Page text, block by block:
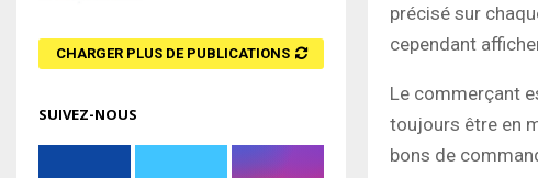
précisé sur
cependant
Le commerçant
toujours être en
bons de
CHARGER PLUS DE PUBLICATIONS
SUIVEZ-NOUS